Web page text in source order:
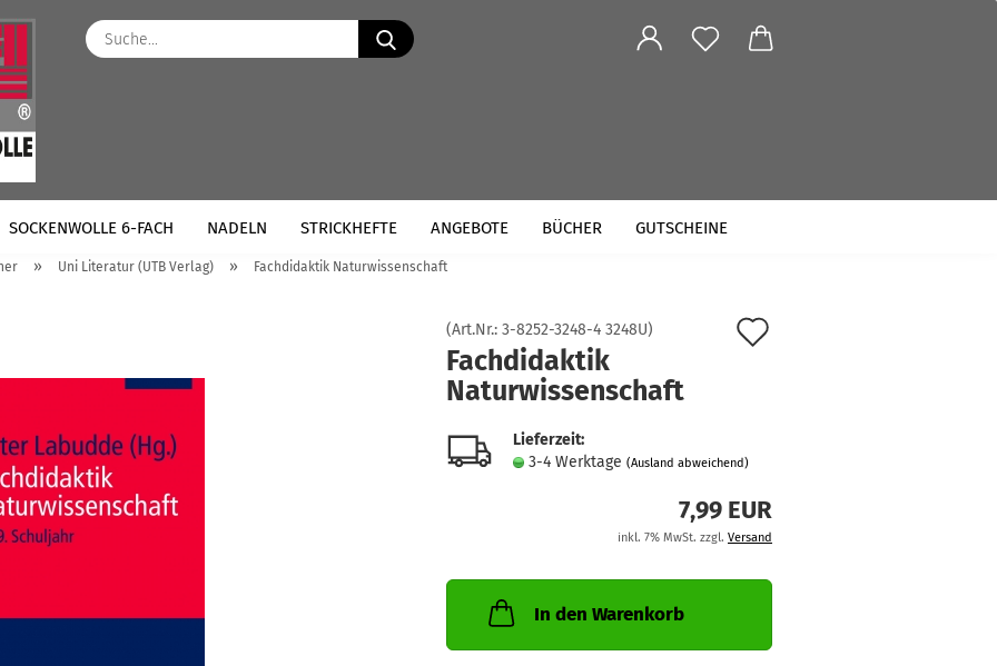
Suche...
SOCKENWOLLE 6-FACH NADELN STRICKHEFTE ANGEBOTE BÜCHER GUTSCHEINE
» Uni Literatur (UTB Verlag) » Fachdidaktik Naturwissenschaft
(Art.Nr.: 3-8252-3248-4 3248U)
Fachdidaktik
Naturwissenschaft
Lieferzeit:
3-4 Werktage (Ausland abweichend)
7,99 EUR
inkl. 7% MwSt. zzgl. Versand
In den Warenkorb